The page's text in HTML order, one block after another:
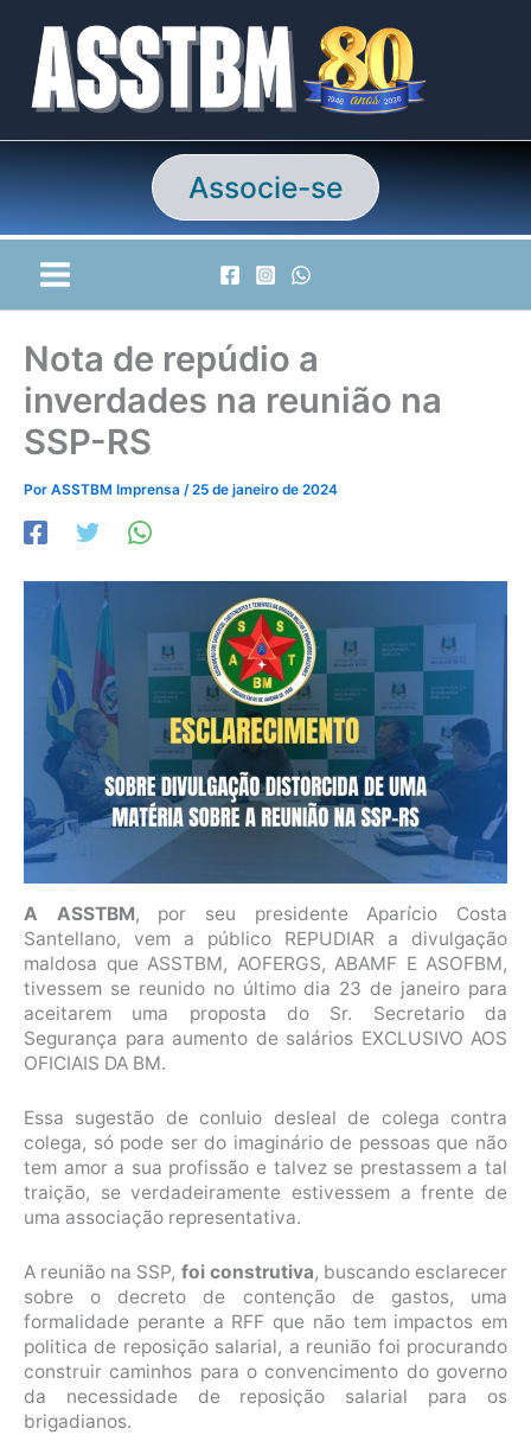
conteúdo
Associe-se
Nota de repúdio a
inverdades na reunião na
SSP-RS
Por ASSTBM Imprensa /25 de janeiro de 2024
A ASSTBM, por seu presidente Aparício Costa
Santellano, vem a público REPUDIAR a divulgação
maldosa que ASSTBM, AOFERGS, ABAMF E ASOFBM,
tivessem se reunido no último dia 23 de janeiro para
aceitarem uma proposta do Sr. Secretario da
Segurança para aumento de salários EXCLUSIVO AOS
OFICIAIS DA BM.
Essa sugestão de conluio desleal de colega contra
colega, só pode ser do imaginário de pessoas que não
tem amor a sua profissão e talvez se prestassem a tal
traição, se verdadeiramente estivessem a frente de
uma associação representativa.
A reunião na SSP, foi construtiva, buscando esclarecer
sobre o decreto de contenção de gastos, uma
formalidade perante a RFF que não tem impactos em
politica de reposição salarial, a reunião foi procurando
construir caminhos para o convencimento do governo
da necessidade de reposição salarial para os
brigadianos.